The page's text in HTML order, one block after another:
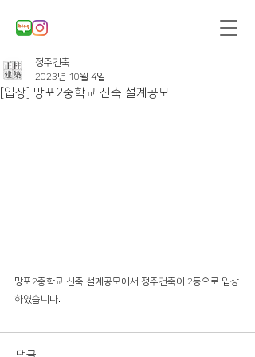
[입상] 망포2중학교 신축 설계공모
정주건축
2023년 10월 4일
망포2중학교 신축 설계공모에서 정주건축이 2등으로 입상
하였습니다.